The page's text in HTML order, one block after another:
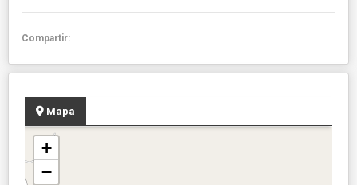
Compartir:
Mapa
+
−